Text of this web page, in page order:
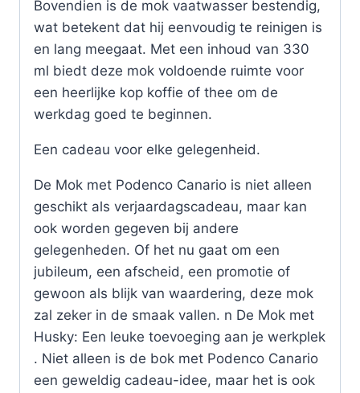
Bovendien is de mok vaatwasser bestendig,
wat betekent dat hij eenvoudig te reinigen is
en lang meegaat. Met een inhoud van 330
ml biedt deze mok voldoende ruimte voor
een heerlijke kop koffie of thee om de
werkdag goed te beginnen.
Een cadeau voor elke gelegenheid.
De Mok met Podenco Canario is niet alleen
geschikt als verjaardagscadeau, maar kan
ook worden gegeven bij andere
gelegenheden. Of het nu gaat om een
jubileum, een afscheid, een promotie of
gewoon als blijk van waardering, deze mok
zal zeker in de smaak vallen. n De Mok met
Husky: Een leuke toevoeging aan je werkplek
. Niet alleen is de bok met Podenco Canario
een geweldig cadeau-idee, maar het is ook